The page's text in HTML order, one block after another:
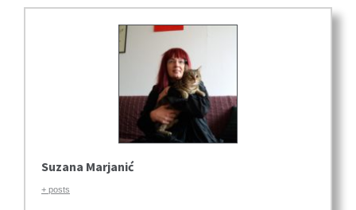
Suzana Marjanić
+ posts